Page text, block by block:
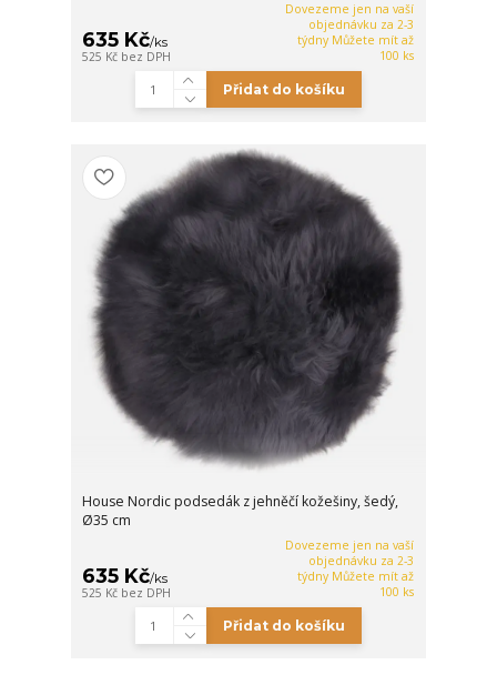
635 Kč/ks
525 Kč bez DPH
Dovezeme jen na vaší
objednávku za 2-3
týdny Můžete mít až
100 ks
Přidat do košíku
House Nordic podsedák z jehněčí kožešiny, šedý,
Ø35 cm
635 Kč/ks
525 Kč bez DPH
Dovezeme jen na vaší
objednávku za 2-3
týdny Můžete mít až
100 ks
Přidat do košíku